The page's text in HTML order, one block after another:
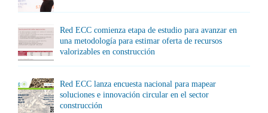
Red ECC comienza etapa de estudio para avanzar en
una metodología para estimar oferta de recursos
valorizables en construcción
Red ECC lanza encuesta nacional para mapear
soluciones e innovación circular en el sector
construcción